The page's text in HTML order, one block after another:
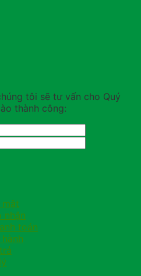
tôi sẽ tư vấn cho Quý
thành công:
mật
nhận
toán